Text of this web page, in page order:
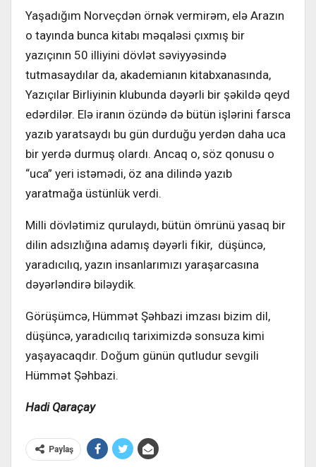
Yaşadığım Norveçdən örnək vermirəm, elə Arazın
o tayında bunca kitabı məqaləsi çıxmış bir
yazıçının 50 illiyini dövlət səviyyəsində
tutmasaydılar da, akademianın kitabxanasında,
Yazıçılar Birliyinin klubunda dəyərli bir şəkildə qeyd
edərdilər. Elə iranın özündə də bütün işlərini farsca
yazıb yaratsaydı bu gün durduğu yerdən daha uca
bir yerdə durmuş olardı. Ancaq o, söz qonusu o
“uca” yeri istəmədi, öz ana dilində yazıb
yaratmağa üstünlük verdi.
Milli dövlətimiz qurulaydı, bütün ömrünü yasaq bir
dilin adsızlığına adamış dəyərli fikir, düşüncə,
yaradıcılıq, yazın insanlarımızı yaraşarcasına
dəyərləndirə biləydik.
Görüşümcə, Hümmət Şəhbazi imzası bizim dil,
düşüncə, yaradıcılıq tariximizdə sonsuza kimi
yaşayacaqdır. Doğum günün qutludur sevgili
Hümmət Şəhbazi.
Hadi Qaraçay
Paylaş